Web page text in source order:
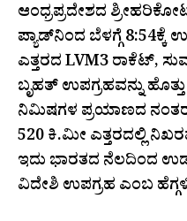
ಆಂಧ್ರಪ್ರದೇಶದ
ಪ್ಯಾಡ್‌ನಿಂದ ಬೆಳಗ್ಗೆ
ಎತ್ತರದ LVM3 ರಾಕೆಟ್,
ಬೃಹತ್ ಉಪಗ್ರಹವನ್ನು
ನಿಮಿಷಗಳ ಪ್ರಯಾಣದ
520 ಕಿ.ಮೀ ಎತ್ತರದಲ್ಲಿ
ಇದು ಭಾರತದ ನೆಲದಿಂದ
ವಿದೇಶಿ ಉಪಗ್ರಹ ಎಂಬ